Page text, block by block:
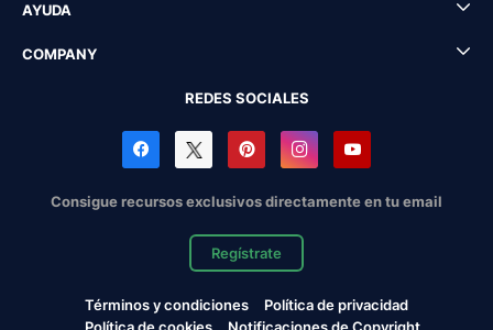
AYUDA
COMPANY
REDES SOCIALES
Consigue recursos exclusivos directamente en tu email
Regístrate
Términos y condiciones
Política de privacidad